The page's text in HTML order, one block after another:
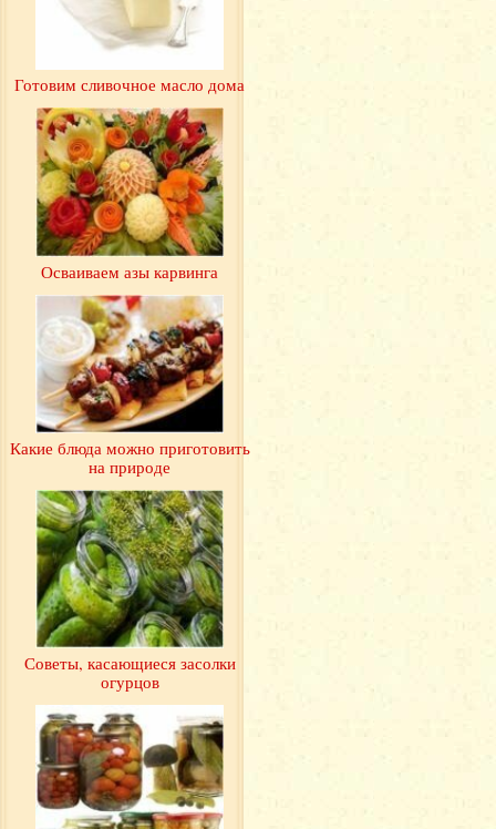
Готовим сливочное масло дома
Осваиваем азы карвинга
Какие блюда можно приготовить
на природе
Советы, касающиеся засолки
огурцов